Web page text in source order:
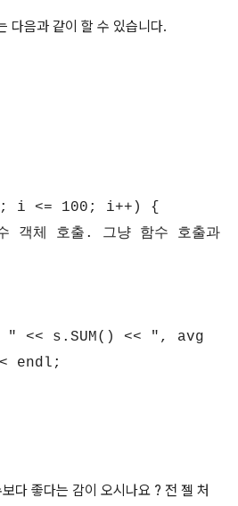
다음과 같이 할 수 있습니다.
<= 100; i++) {
호출. 그냥 함수 호출과
" << s.SUM() << ", avg
endl;
다 좋다는 감이 오시나요 ? 전 젤 처